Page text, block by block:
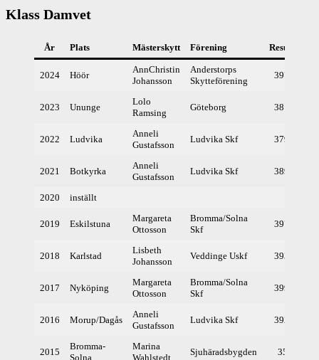
Klass Damvet
År Plats Mästerskytt Förening Resultat
2024 Höör
AnnChristin
Johansson
Anderstorps
Skytteförening
397,1
2023 Ununge
Lolo
Ramsing
Göteborg 381,6
2022 Ludvika
Anneli
Gustafsson
Ludvika Skf 379,9
2021 Botkyrka
Anneli
Gustafsson
Ludvika Skf 389,1
2020 inställt
2019 Eskilstuna
Margareta
Ottosson
Bromma/Solna
Skf
397,1
2018 Karlstad
Lisbeth
Johansson
Veddinge Uskf 393,3
2017 Nyköping
Margareta
Ottosson
Bromma/Solna
Skf
399,5
2016 Morup/Dagås
Anneli
Gustafsson
Ludvika Skf 392,2
2015
Bromma-
Solna
Marina
Wahlstedt
Sjuhäradsbygden 359